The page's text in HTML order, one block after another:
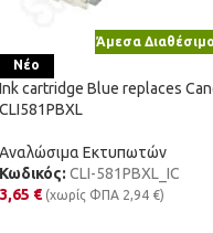
Άμεσα Διαθέσιμο
Νέο
Ink cartridge Blue replaces
CLI581PBXL
Αναλώσιμα Εκτυπωτών
Κωδικός: CLI-581PBXL_IC
3,65 € (χωρίς ΦΠΑ 2,94 €)